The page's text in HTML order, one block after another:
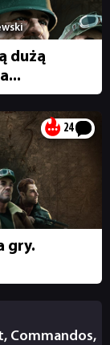
dużą
24
gry.
Commandos,